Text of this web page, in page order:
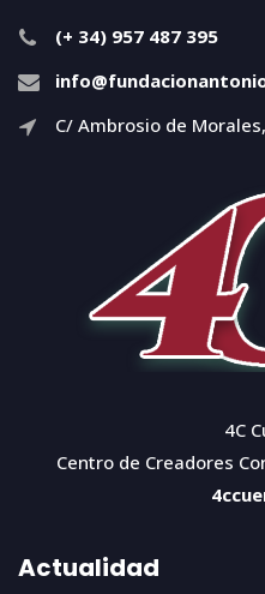
(+ 34) 957 487 395
C/ Ambrosio de
4C
Centro de Creadores
Actualidad